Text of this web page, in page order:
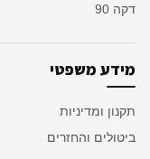
דקה 90
מידע משפטי
תקנון ומדיניות
ביטולים והחזרים